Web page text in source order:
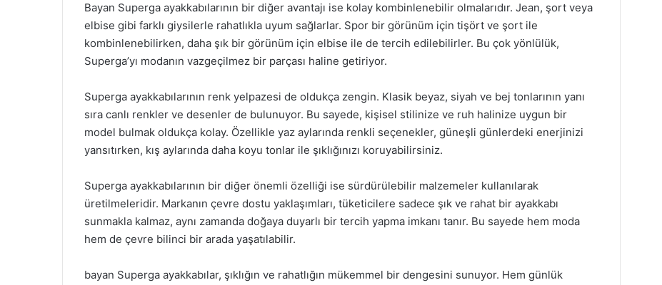
Bayan Superga ayakkabılarının bir diğer avantajı ise kolay kombinlenebilir olmalarıdır. Jean, şort veya
elbise gibi farklı giysilerle rahatlıkla uyum sağlarlar. Spor bir görünüm için tişört ve şort ile
kombinlenebilirken, daha şık bir görünüm için elbise ile de tercih edilebilirler. Bu çok yönlülük,
Superga’yı modanın vazgeçilmez bir parçası haline getiriyor.
Superga ayakkabılarının renk yelpazesi de oldukça zengin. Klasik beyaz, siyah ve bej tonlarının yanı
sıra canlı renkler ve desenler de bulunuyor. Bu sayede, kişisel stilinize ve ruh halinize uygun bir
model bulmak oldukça kolay. Özellikle yaz aylarında renkli seçenekler, güneşli günlerdeki enerjinizi
yansıtırken, kış aylarında daha koyu tonlar ile şıklığınızı koruyabilirsiniz.
Superga ayakkabılarının bir diğer önemli özelliği ise sürdürülebilir malzemeler kullanılarak
üretilmeleridir. Markanın çevre dostu yaklaşımları, tüketicilere sadece şık ve rahat bir ayakkabı
sunmakla kalmaz, aynı zamanda doğaya duyarlı bir tercih yapma imkanı tanır. Bu sayede hem moda
hem de çevre bilinci bir arada yaşatılabilir.
bayan Superga ayakkabılar, şıklığın ve rahatlığın mükemmel bir dengesini sunuyor. Hem günlük